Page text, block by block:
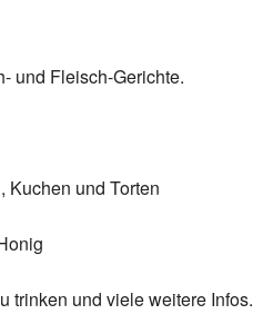
und Fleisch-Gerichte.
Kuchen und Torten
trinken und viele weitere Infos.